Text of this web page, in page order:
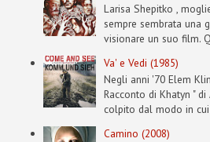
Larisa Shepitko ,
sempre sembrata una
visionare un suo film.
Va' e Vedi (1985)
Negli anni '70 Elem
Racconto di Khatyn "
colpito dal modo in
Camino (2008)